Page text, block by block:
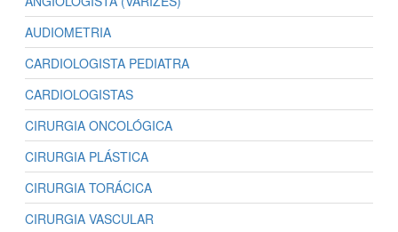
AUDIOMETRIA
CARDIOLOGISTA PEDIATRA
CARDIOLOGISTAS
CIRURGIA ONCOLÓGICA
CIRURGIA PLÁSTICA
CIRURGIA TORÁCICA
CIRURGIA VASCULAR